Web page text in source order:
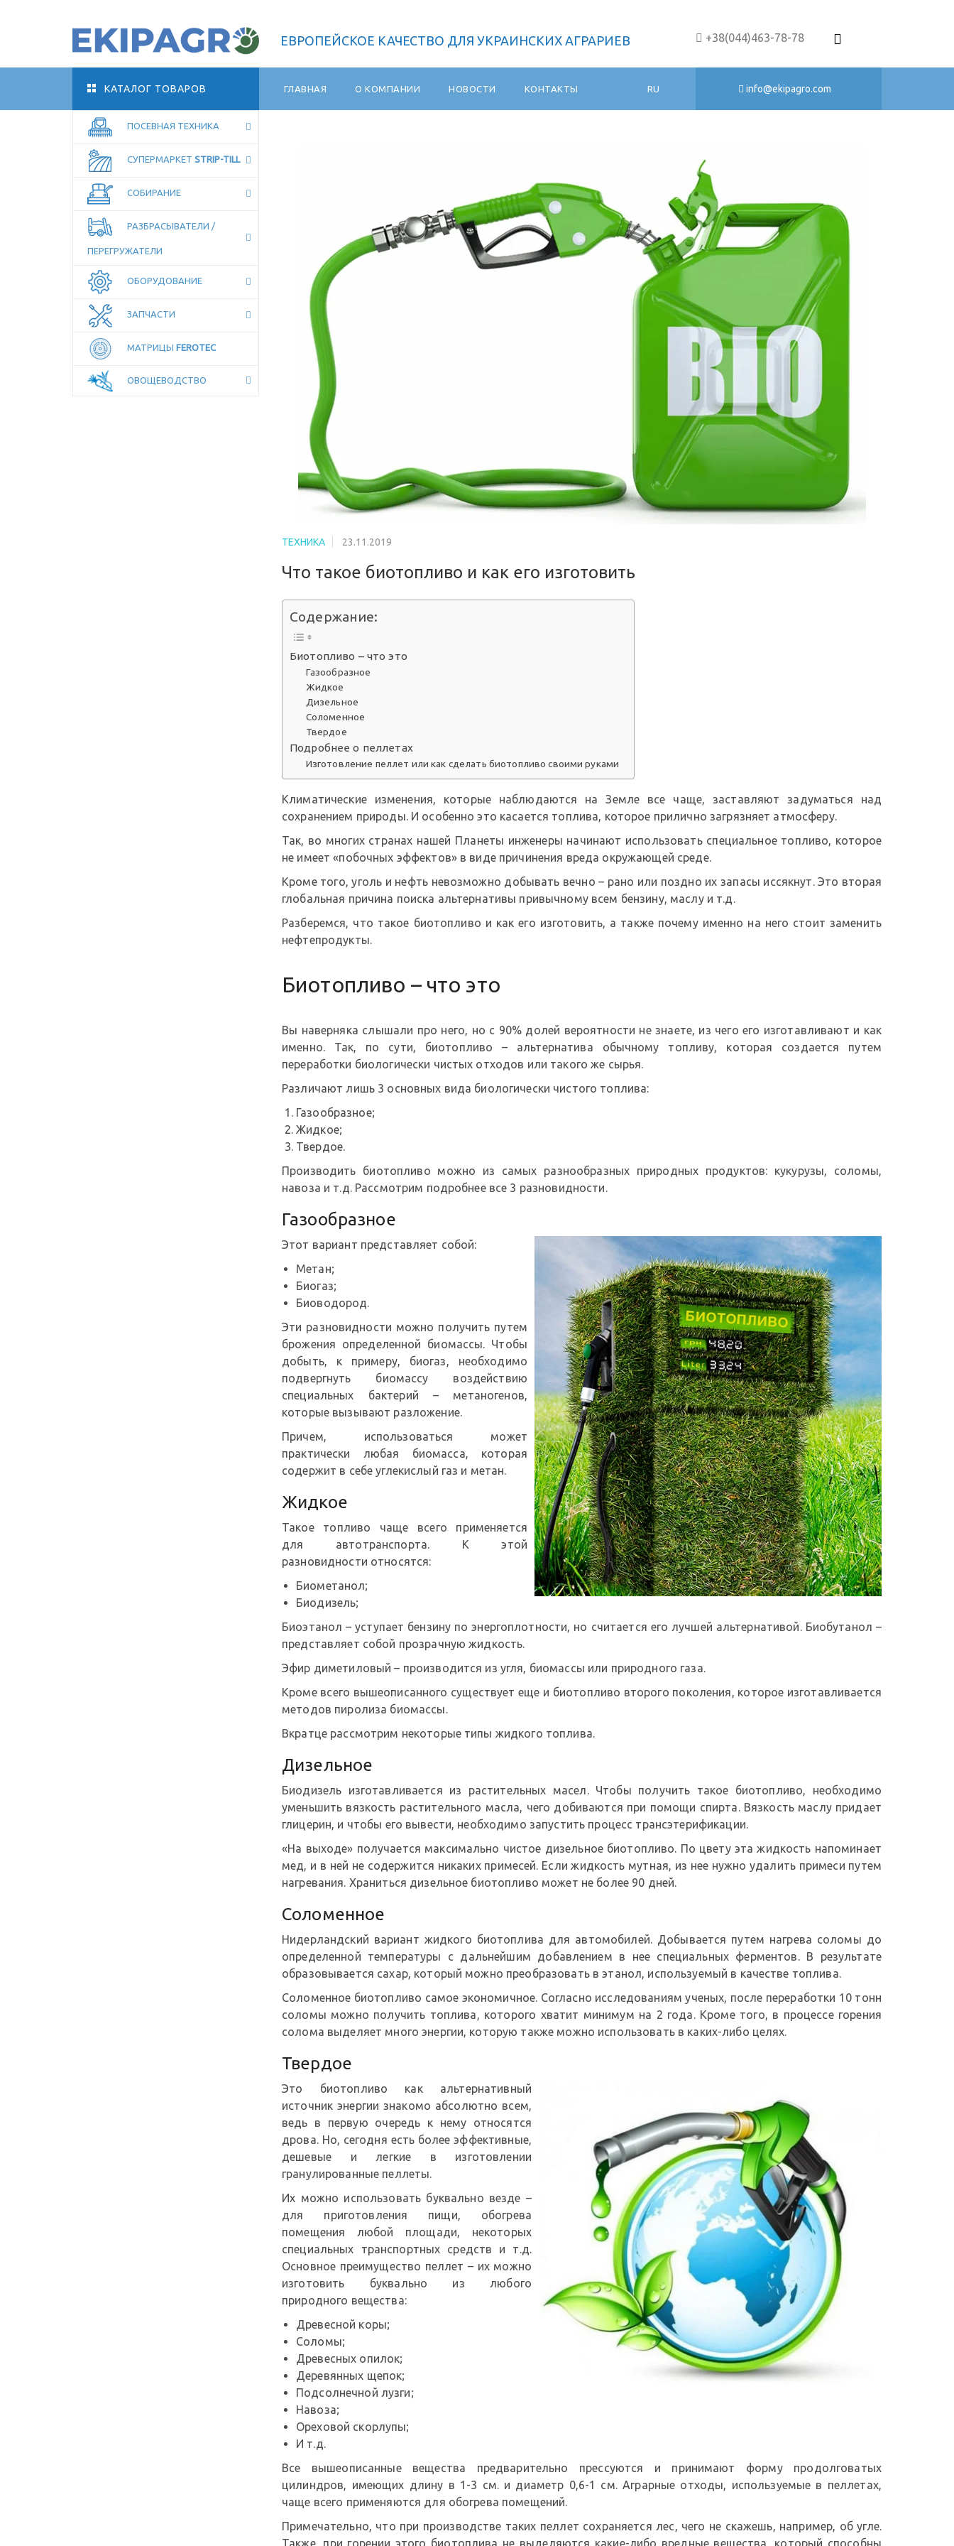
ЕВРОПЕЙСКОЕ КАЧЕСТВО ДЛЯ УКРАИНСКИХ АГРАРИЕВ +38(044)463-78-78
КАТАЛОГ ТОВАРОВ
ПОСЕВНАЯ ТЕХНИКА
СУПЕРМАРКЕТ STRIP-TILL
СОБИРАНИЕ
РАЗБРАСЫВАТЕЛИ /
ПЕРЕГРУЖАТЕЛИ
ОБОРУДОВАНИЕ
ЗАПЧАСТИ
МАТРИЦЫ FEROTEC
ОВОЩЕВОДСТВО
ГЛАВНАЯ О КОМПАНИИ НОВОСТИ КОНТАКТЫ RU info@ekipagro.com
ОСТАВЬТЕ КОНТАКТЫ, МЫ
ПЕРЕЗВОНИМ!
ТЕХНИКА 23.11.2019
Что такое биотопливо и как его изготовить
Содержание:
Биотопливо – что это
Газообразное
Жидкое
Дизельное
Соломенное
Твердое
Подробнее о пеллетах
Изготовление пеллет или как сделать биотопливо своими руками
Климатические изменения, которые наблюдаются на Земле все чаще, заставляют задуматься над
сохранением природы. И особенно это касается топлива, которое прилично загрязняет атмосферу.
Так, во многих странах нашей Планеты инженеры начинают использовать специальное топливо, которое
не имеет «побочных эффектов» в виде причинения вреда окружающей среде.
Кроме того, уголь и нефть невозможно добывать вечно – рано или поздно их запасы иссякнут. Это вторая
глобальная причина поиска альтернативы привычному всем бензину, маслу и т.д.
Разберемся, что такое биотопливо и как его изготовить, а также почему именно на него стоит заменить
нефтепродукты.
Биотопливо – что это
Вы наверняка слышали про него, но с 90% долей вероятности не знаете, из чего его изготавливают и как
именно. Так, по сути, биотопливо – альтернатива обычному топливу, которая создается путем
переработки биологически чистых отходов или такого же сырья.
Различают лишь 3 основных вида биологически чистого топлива:
Газообразное;
Жидкое;
Твердое.
Производить биотопливо можно из самых разнообразных природных продуктов: кукурузы, соломы,
навоза и т.д. Рассмотрим подробнее все 3 разновидности.
Газообразное
Этот вариант представляет собой:
Метан;
Биогаз;
Биоводород.
Эти разновидности можно получить путем
брожения определенной биомассы. Чтобы
добыть, к примеру, биогаз, необходимо
подвергнуть биомассу воздействию
специальных бактерий – метаногенов,
которые вызывают разложение.
Причем, использоваться может
практически любая биомасса, которая
содержит в себе углекислый газ и метан.
Жидкое
Такое топливо чаще всего применяется
для автотранспорта. К этой
разновидности относятся:
Биометанол;
Биодизель;
Биоэтанол – уступает бензину по энергоплотности, но считается его лучшей альтернативой. Биобутанол –
представляет собой прозрачную жидкость.
Эфир диметиловый – производится из угля, биомассы или природного газа.
Кроме всего вышеописанного существует еще и биотопливо второго поколения, которое изготавливается
методов пиролиза биомассы.
Вкратце рассмотрим некоторые типы жидкого топлива.
Дизельное
Биодизель изготавливается из растительных масел. Чтобы получить такое биотопливо, необходимо
уменьшить вязкость растительного масла, чего добиваются при помощи спирта. Вязкость маслу придает
глицерин, и чтобы его вывести, необходимо запустить процесс трансэтерификации.
«На выходе» получается максимально чистое дизельное биотопливо. По цвету эта жидкость напоминает
мед, и в ней не содержится никаких примесей. Если жидкость мутная, из нее нужно удалить примеси путем
нагревания. Храниться дизельное биотопливо может не более 90 дней.
Соломенное
Нидерландский вариант жидкого биотоплива для автомобилей. Добывается путем нагрева соломы до
определенной температуры с дальнейшим добавлением в нее специальных ферментов. В результате
образовывается сахар, который можно преобразовать в этанол, используемый в качестве топлива.
Соломенное биотопливо самое экономичное. Согласно исследованиям ученых, после переработки 10 тонн
соломы можно получить топлива, которого хватит минимум на 2 года. Кроме того, в процессе горения
солома выделяет много энергии, которую также можно использовать в каких-либо целях.
Твердое
Это биотопливо как альтернативный
источник энергии знакомо абсолютно всем,
ведь в первую очередь к нему относятся
дрова. Но, сегодня есть более эффективные,
дешевые и легкие в изготовлении
гранулированные пеллеты.
Их можно использовать буквально везде –
для приготовления пищи, обогрева
помещения любой площади, некоторых
специальных транспортных средств и т.д.
Основное преимущество пеллет – их можно
изготовить буквально из любого
природного вещества:
Древесной коры;
Соломы;
Древесных опилок;
Деревянных щепок;
Подсолнечной лузги;
Навоза;
Ореховой скорлупы;
И т.д.
Все вышеописанные вещества предварительно прессуются и принимают форму продолговатых
цилиндров, имеющих длину в 1-3 см. и диаметр 0,6-1 см. Аграрные отходы, используемые в пеллетах,
чаще всего применяются для обогрева помещений.
Примечательно, что при производстве таких пеллет сохраняется лес, чего не скажешь, например, об угле.
Также, при горении этого биотоплива не выделяются какие-либо вредные вещества, который способны